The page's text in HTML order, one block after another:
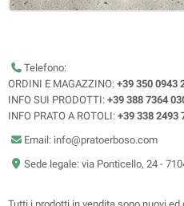
Telefono:
ORDINI E MAGAZZINO: +39 350 0943
INFO SUI PRODOTTI: +39 388 7364
INFO PRATO A ROTOLI: +39 338 2493
Email: info@pratoerboso.com
Sede legale: via Ponticello, 24 -